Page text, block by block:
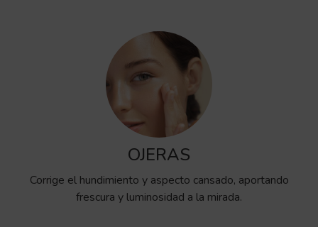
OJERAS
Corrige el hundimiento y aspecto cansado, aportando
frescura y luminosidad a la mirada.